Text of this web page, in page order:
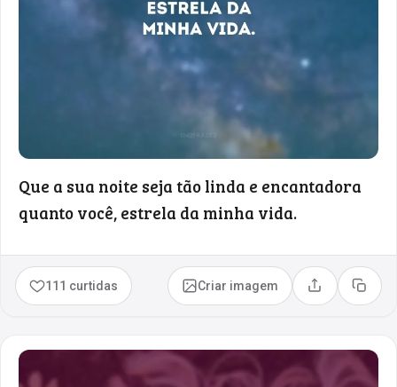
Que a sua noite seja tão linda e encantadora
quanto você, estrela da minha vida.
111 curtidas Criar imagem Compartilhar
Copiar